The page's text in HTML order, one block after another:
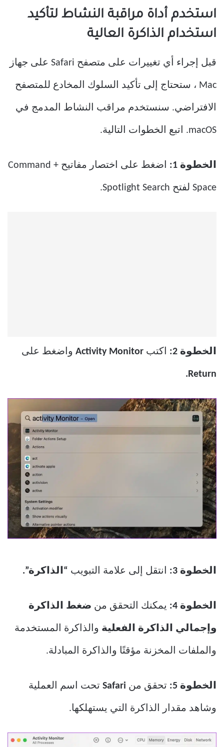
استخدم أداة مراقبة النشاط لتأكيد
استخدام الذاكرة العالية
قبل إجراء أي تغييرات على متصفح Safari على جهاز
Mac ، ستحتاج إلى تأكيد السلوك المخادع للمتصفح
الافتراضي. سنستخدم مراقب النشاط المدمج في
macOS. اتبع الخطوات التالية.
الخطوة 1: اضغط على اختصار مفاتيح Command +
Space لفتح Spotlight Search.
الخطوة 2: اكتب واضغط على
Return.
الخطوة 3: انتقل إلى علامة التبويب “الذاكرة”.
الخطوة 4: يمكنك التحقق من ضغط الذاكرة
وإجمالي الذاكرة الفعلية والذاكرة المستخدمة
والملفات المخزنة مؤقتًا والذاكرة المبادلة.
الخطوة 5: تحقق من Safari تحت اسم العملية
وشاهد مقدار الذاكرة التي يستهلكها.